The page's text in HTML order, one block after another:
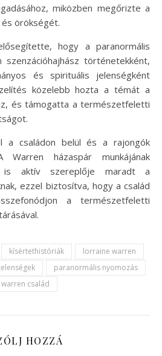
miközben megőrizte a
örökségét.
hogy a paranormális
történetekként,
és spirituális jelenségként
közelebb hozta a témát a
és támogatta a természetfeletti
a családon belül és a rajongók
Warren házaspár munkájának
is aktív szereplője maradt a
ezzel biztosítva, hogy a család
a természetfeletti
kísértethistóriák
lorraine warren
paranormális nyomozás
warren család
HOZZÁ